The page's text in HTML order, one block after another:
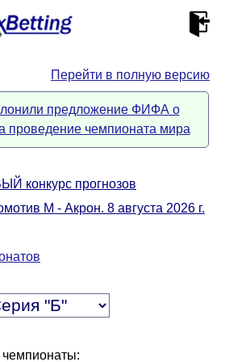
Перейти в полную версию
предложение ФИФА о
проведение чемпионата мира
конкурс прогнозов
М - Акрон. 8 августа 2026 г.
чемпионаты: